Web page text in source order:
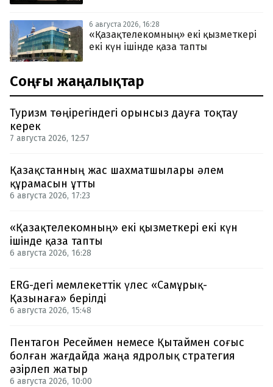
6 августа 2026, 16:28
«Қазақтелекомның» екі қызметкері
екі күн ішінде қаза тапты
Соңғы жаңалықтар
Туризм төңірегіндегі орынсыз дауға тоқтау
керек
7 августа 2026, 12:57
Қазақстанның жас шахматшылары әлем
құрамасын ұтты
6 августа 2026, 17:23
«Қазақтелекомның» екі қызметкері екі күн
ішінде қаза тапты
6 августа 2026, 16:28
ERG-дегі мемлекеттік үлес «Самұрық-
Қазынаға» берілді
6 августа 2026, 15:48
Пентагон Ресеймен немесе Қытаймен соғыс
болған жағдайда жаңа ядролық стратегия
әзірлеп жатыр
6 августа 2026, 10:00